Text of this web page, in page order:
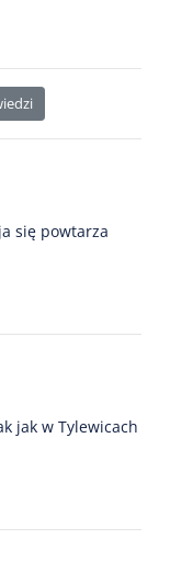
się powtarza
jak w Tylewicach